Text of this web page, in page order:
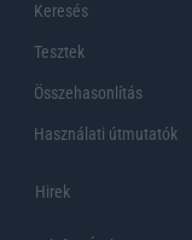
Keresés
Tesztek
Összehasonlítás
Használati útmutatók
Hirek